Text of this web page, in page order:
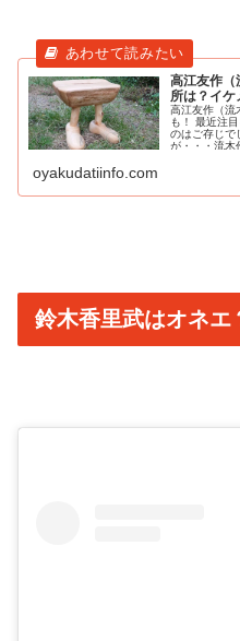
高江友作（
所は？イケ
高江友作（流
も！ 最近注
のはご存じで
が・・・流木
oyakudatiinfo.com
鈴木香里武はオネエ